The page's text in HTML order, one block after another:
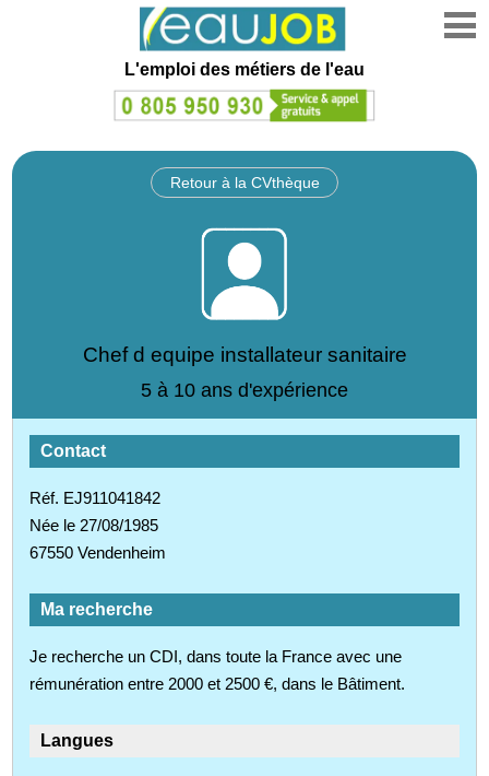
L'emploi des métiers de l'eau
Retour à la CVthèque
Chef d equipe installateur sanitaire
5 à 10 ans d'expérience
Contact
Réf. EJ911041842
Née le 27/08/1985
67550 Vendenheim
Ma recherche
Je recherche un CDI, dans toute la France avec une
rémunération entre 2000 et 2500 €, dans le Bâtiment.
Langues